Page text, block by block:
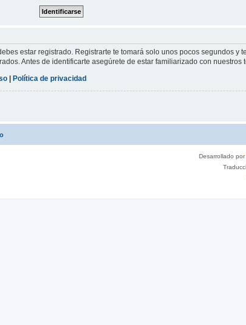
estar registrado. Registrarte te tomará solo unos pocos segundos
Antes de identificarte asegúrete de estar familiarizado con
Política de privacidad
Desarrollado por